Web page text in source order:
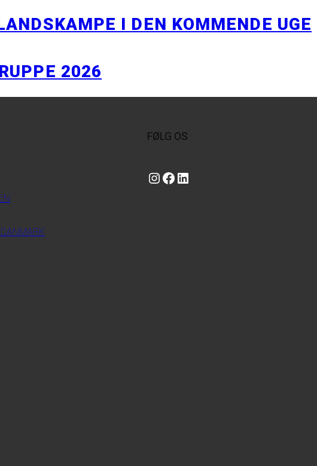
I DEN KOMMENDE UGE
2026
FØLG OS
Instagram https://www.facebook.com/danishbeachvolleytour LinkedIn